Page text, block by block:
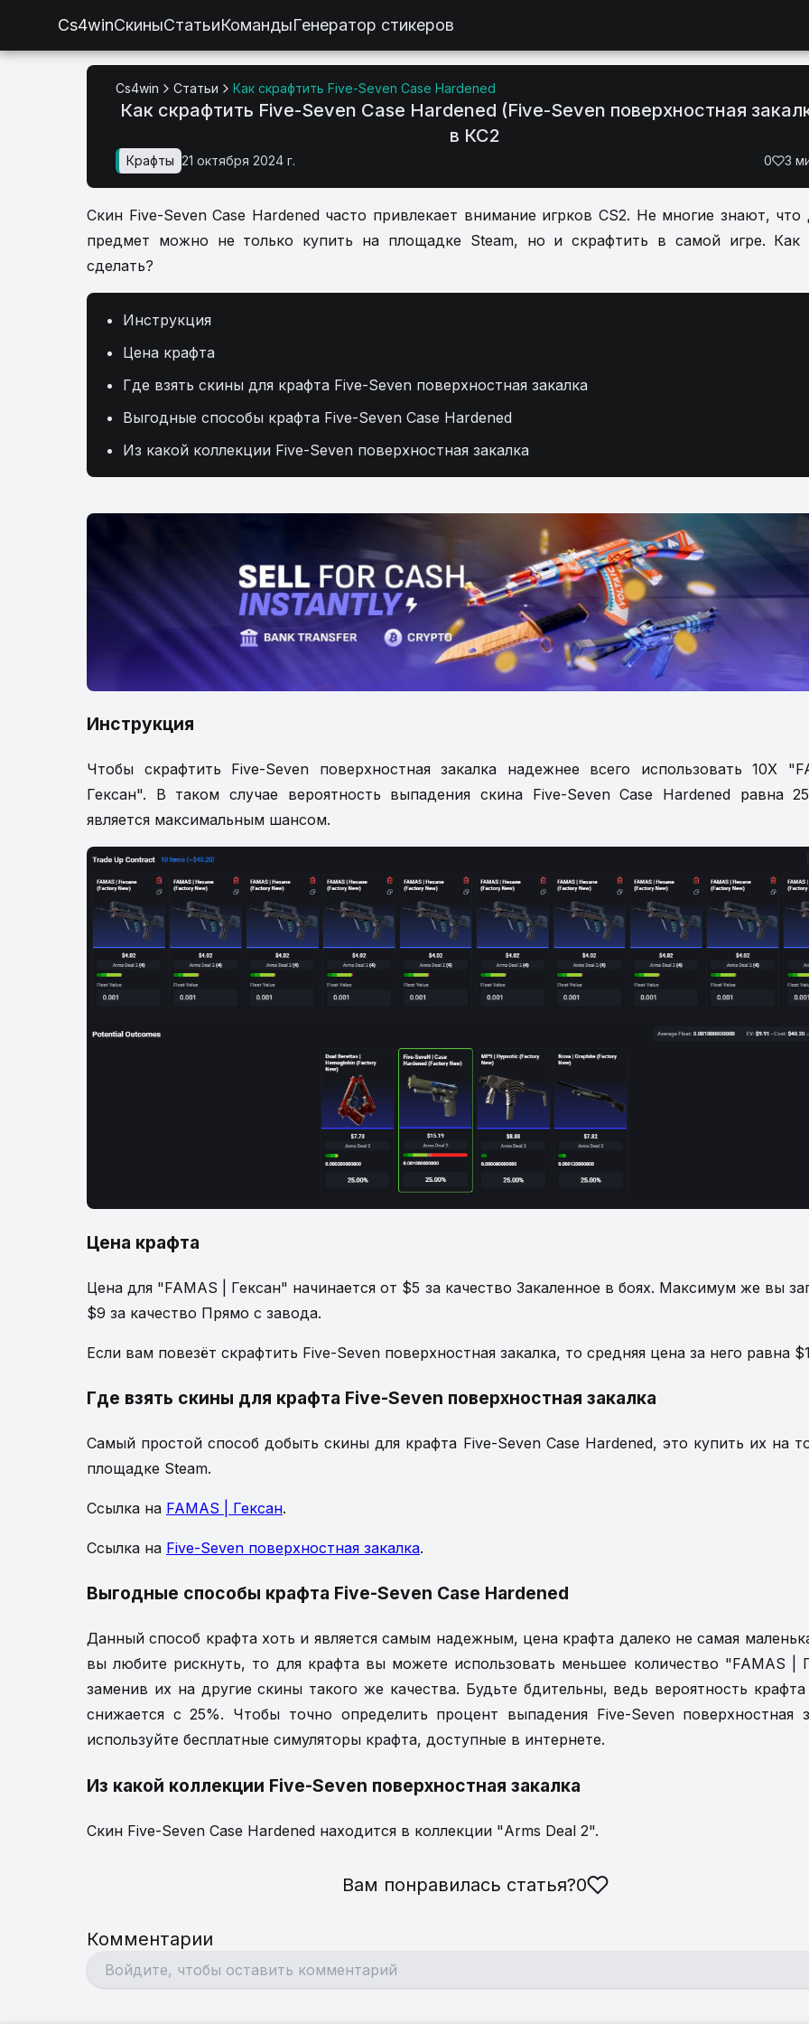
Cs4winСкиныСтатьиКомандыГенератор стикеров
Cs4win Статьи Как скрафтить Five-Seven Case Hardened
Как скрафтить Five-Seven Case Hardened (Five-Seven поверхностная
в КС2
Крафты 21 октября 2024 г. 0 3
Скин Five-Seven Case Hardened часто привлекает внимание игрков CS2. Не многие знают,
предмет можно не только купить на площадке Steam, но и скрафтить в самой игре. Как
сделать?
Инструкция
Цена крафта
Где взять скины для крафта Five-Seven поверхностная закалка
Выгодные способы крафта Five-Seven Case Hardened
Из какой коллекции Five-Seven поверхностная закалка
Инструкция
Чтобы скрафтить Five-Seven поверхностная закалка надежнее всего использовать 10X
Гексан". В таком случае вероятность выпадения скина Five-Seven Case Hardened равна
является максимальным шансом.
Цена крафта
Цена для "FAMAS | Гексан" начинается от $5 за качество Закаленное в боях. Максимум же вы
$9 за качество Прямо с завода.
Если вам повезёт скрафтить Five-Seven поверхностная закалка, то средняя цена за него равна
Где взять скины для крафта Five-Seven поверхностная закалка
Самый простой способ добыть скины для крафта Five-Seven Case Hardened, это купить их на
площадке Steam.
Ссылка на FAMAS | Гексан.
Ссылка на Five-Seven поверхностная закалка.
Выгодные способы крафта Five-Seven Case Hardened
Данный способ крафта хоть и является самым надежным, цена крафта далеко не самая
вы любите рискнуть, то для крафта вы можете использовать меньшее количество "FAMAS |
заменив их на другие скины такого же качества. Будьте бдительны, ведь вероятность крафта
снижается с 25%. Чтобы точно определить процент выпадения Five-Seven поверхностная
используйте бесплатные симуляторы крафта, доступные в интернете.
Из какой коллекции Five-Seven поверхностная закалка
Скин Five-Seven Case Hardened находится в коллекции "Arms Deal 2".
Вам понравилась статья?0
Комментарии